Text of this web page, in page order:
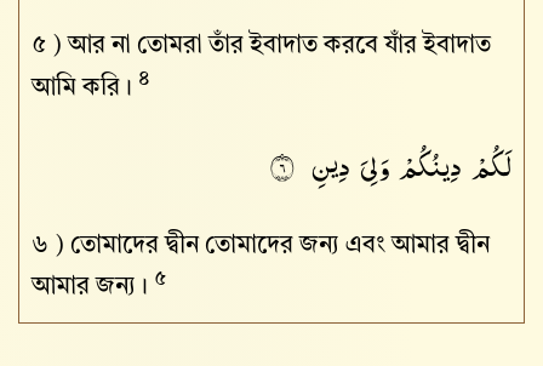
৫ )আর না তোমরা তাঁর ইবাদাত করবে যাঁর ইবাদাত
আমি করি। ৪
৬ ) তোমাদের দ্বীন তোমাদের জন্য এবং আমার দ্বীন
আমার জন্য। ৫
لَكُمْدِينُكُمْوَلِىَدِينِ ٦